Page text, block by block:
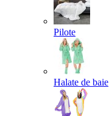
Pilote
Halate de baie